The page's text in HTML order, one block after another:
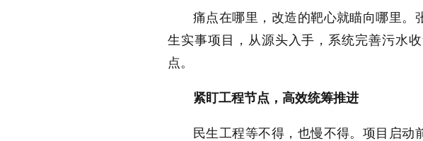
痛点在哪里，改造的靶心就瞄向哪里。
生实事项目，从源头入手，系统完善污水
点。
紧盯工程节点，高效统筹推进
民生工程等不得，也慢不得。项目启